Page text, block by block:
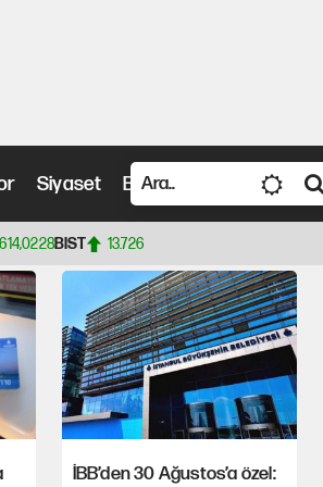
Siyaset Bilim ve Teknoloji
BIST 13.726
açık
İBB’den 30 Ağustos’a özel: